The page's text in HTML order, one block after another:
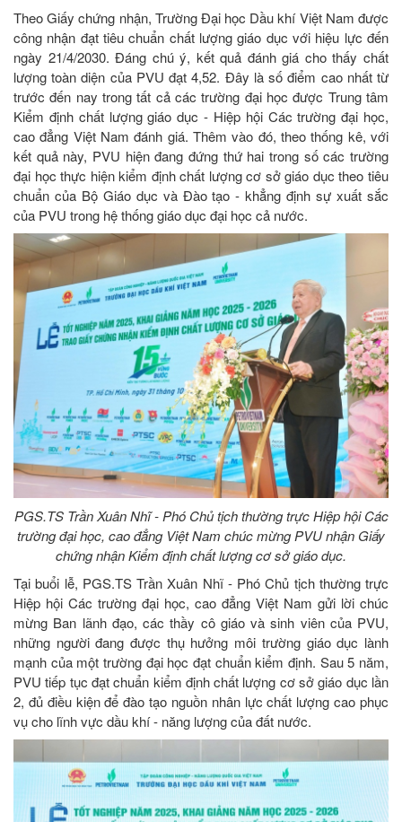
Theo Giấy chứng nhận, Trường Đại học Dầu khí Việt Nam được
công nhận đạt tiêu chuẩn chất lượng giáo dục với hiệu lực đến
ngày 21/4/2030. Đáng chú ý, kết quả đánh giá cho thấy chất
lượng toàn diện của PVU đạt 4,52. Đây là số điểm cao nhất từ
trước đến nay trong tất cả các trường đại học được Trung tâm
Kiểm định chất lượng giáo dục - Hiệp hội Các trường đại học,
cao đẳng Việt Nam đánh giá. Thêm vào đó, theo thống kê, với
kết quả này, PVU hiện đang đứng thứ hai trong số các trường
đại học thực hiện kiểm định chất lượng cơ sở giáo dục theo tiêu
chuẩn của Bộ Giáo dục và Đào tạo - khẳng định sự xuất sắc
của PVU trong hệ thống giáo dục đại học cả nước.
PGS.TS Trần Xuân Nhĩ - Phó Chủ tịch thường trực Hiệp hội Các
trường đại học, cao đẳng Việt Nam chúc mừng PVU nhận Giấy
chứng nhận Kiểm định chất lượng cơ sở giáo dục.
Tại buổi lễ, PGS.TS Trần Xuân Nhĩ - Phó Chủ tịch thường trực
Hiệp hội Các trường đại học, cao đẳng Việt Nam gửi lời chúc
mừng Ban lãnh đạo, các thầy cô giáo và sinh viên của PVU,
những người đang được thụ hưởng môi trường giáo dục lành
mạnh của một trường đại học đạt chuẩn kiểm định. Sau 5 năm,
PVU tiếp tục đạt chuẩn kiểm định chất lượng cơ sở giáo dục lần
2, đủ điều kiện để đào tạo nguồn nhân lực chất lượng cao phục
vụ cho lĩnh vực dầu khí - năng lượng của đất nước.